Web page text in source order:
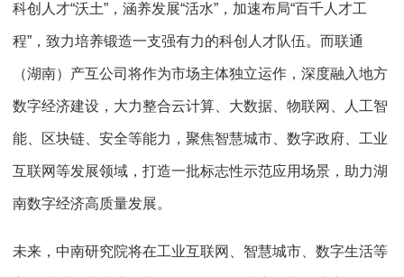
科创人才“沃土”，涵养发展“活水”，加速布局“百千人才工
程”，致力培养锻造一支强有力的科创人才队伍。而联通
（湖南）产互公司将作为市场主体独立运作，深度融入地方
数字经济建设，大力整合云计算、大数据、物联网、人工智
能、区块链、安全等能力，聚焦智慧城市、数字政府、工业
互联网等发展领域，打造一批标志性示范应用场景，助力湖
南数字经济高质量发展。
未来，中南研究院将在工业互联网、智慧城市、数字生活等